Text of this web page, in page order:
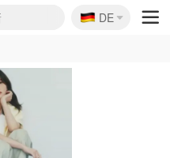
大促
85折
更新
9折
🇩🇪
DE